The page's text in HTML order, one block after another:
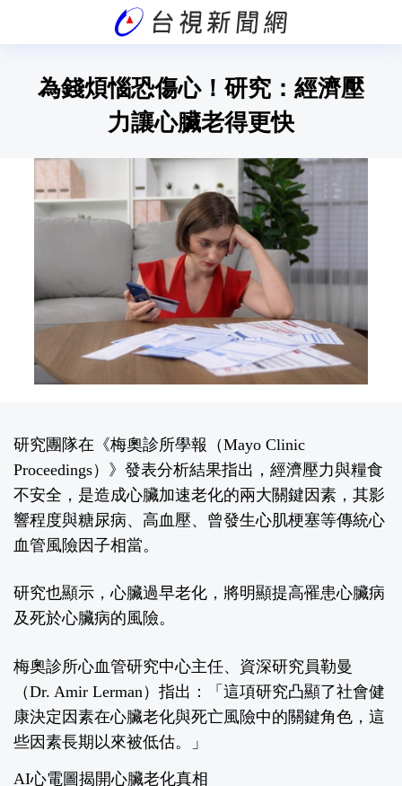
為錢煩惱恐傷心！研究：經濟壓
力讓心臟老得更快
研究團隊在《梅奧診所學報（Mayo Clinic
Proceedings）》發表分析結果指出，經濟壓力與糧食
不安全，是造成心臟加速老化的兩大關鍵因素，其影
響程度與糖尿病、高血壓、曾發生心肌梗塞等傳統心
血管風險因子相當。
研究也顯示，心臟過早老化，將明顯提高罹患心臟病
及死於心臟病的風險。
梅奧診所心血管研究中心主任、資深研究員勒曼
（Dr. Amir Lerman ）指出：「這項研究凸顯了社會健
康決定因素在心臟老化與死亡風險中的關鍵角色，這
些因素長期以來被低估。」
AI心電圖揭開心臟老化真相